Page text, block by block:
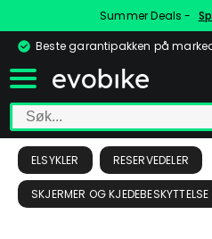
Summer Deals -
Beste garantipakken på
ELSYKLER RESERVEDELER
SKJERMER OG KJEDEBESKYTTELSE